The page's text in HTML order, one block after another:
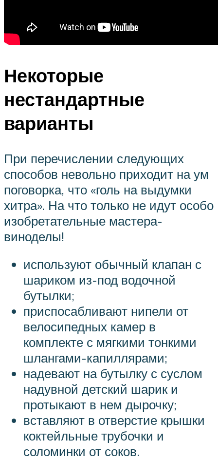
Некоторые
нестандартные
варианты
При перечислении следующих
способов невольно приходит на ум
поговорка, что «голь на выдумки
хитра». На что только не идут особо
изобретательные мастера-
виноделы!
используют обычный клапан с
шариком из-под водочной
бутылки;
приспосабливают нипели от
велосипедных камер в
комплекте с мягкими тонкими
шлангами-капиллярами;
надевают на бутылку с суслом
надувной детский шарик и
протыкают в нем дырочку;
вставляют в отверстие крышки
коктейльные трубочки и
соломинки от соков.